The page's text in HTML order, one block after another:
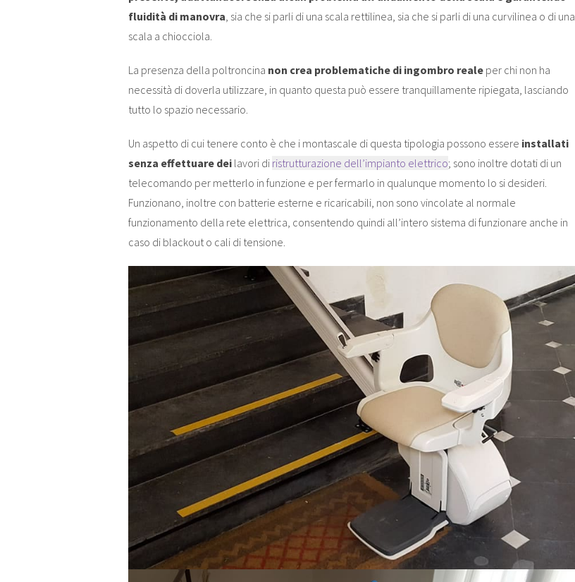
fluidità di manovra, sia che si parli di una scala rettilinea, sia che si parli di una curvilinea o di una
scala a chiocciola.
La presenza della poltroncina non crea problematiche di ingombro reale per chi non ha
necessità di doverla utilizzare, in quanto questa può essere tranquillamente ripiegata, lasciando
tutto lo spazio necessario.
Un aspetto di cui tenere conto è che i montascale di questa tipologia possono essere installati
senza effettuare dei lavori di ristrutturazione dell’impianto elettrico; sono inoltre dotati di un
telecomando per metterlo in funzione e per fermarlo in qualunque momento lo si desideri.
Funzionano, inoltre con batterie esterne e ricaricabili, non sono vincolate al normale
funzionamento della rete elettrica, consentendo quindi all’intero sistema di funzionare anche in
caso di blackout o cali di tensione.